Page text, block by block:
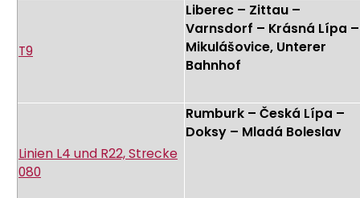
T9
Liberec – Zittau –
Varnsdorf – Krásná Lípa –
Mikulášovice, Unterer
Bahnhof
Linien L4 und R22, Strecke
080
Rumburk – Česká Lípa –
Doksy – Mladá Boleslav